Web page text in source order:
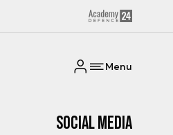
Menu
Social media